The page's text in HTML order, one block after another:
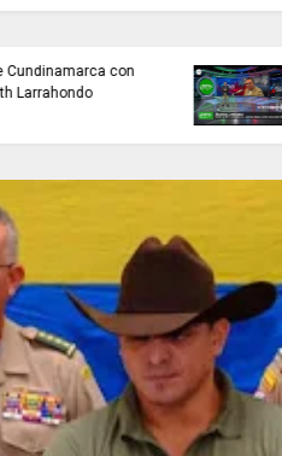
INFORMACIÓN internacional